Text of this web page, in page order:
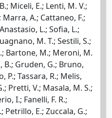
Miceli, E.; Lenti, M. V.;
A.; Cattaneo, F.;
L.; Sofia, L.;
M. T.; Sestili, S.;
Bartone, M.; Meroni, M.
B.; Gruden, G.; Bruno,
P.; Tassara, R.; Melis,
Pretti, V.; Masala, M. S.;
I.; Fanelli, F. R.;
E.; Zuccala, G.;